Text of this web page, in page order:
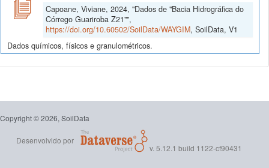
Capoane, Viviane, 2024, "Dados de "Bacia Hidrográfica do
Córrego Guariroba Z21"",
https://doi.org/10.60502/SoilData/WAYGIM, SoilData, V1
Dados químicos, físicos e granulométricos.
Copyright © 2026, SoilData
Desenvolvido por
v. 5.12.1 build 1122-cf90431